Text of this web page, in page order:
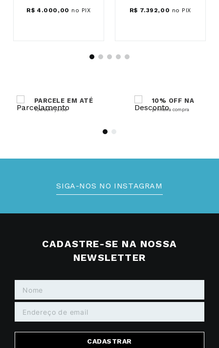
R$ 4 .000 , 00 no PIX R$ 7.392, 00 no PIX
PARCELE EM ATÉ
10x sem juros
10% OFF NA
primeira compra
SIGA-NOS NO INSTAGRAM
CADASTRE-SE NA NOSSA
NEWSLETTER
CADASTRAR